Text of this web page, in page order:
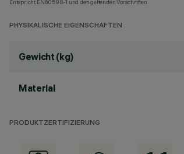
Entspricht EN60598-1 und den geltenden Vorschriften.
PHYSIKALISCHE EIGENSCHAFTEN
Gewicht (kg)
Material
PRODUKTZERTIFIZIERUNG